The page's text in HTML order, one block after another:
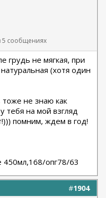
5 сообщениях
грудь не мягкая, при
(хотя один
тоже не знаю как
тебя на мой взгляд
помним, ждем в год!
450мл,168/опг78/63
#1904